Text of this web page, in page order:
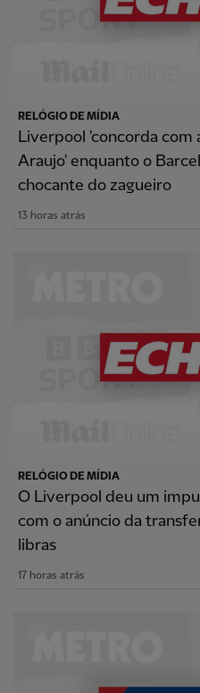
RELÓGIO DE MÍDIA
Liverpool 'concorda com
Araujo' enquanto o
chocante do zagueiro
13 horas atrás
RELÓGIO DE MÍDIA
O Liverpool deu um
com o anúncio da
libras
17 horas atrás